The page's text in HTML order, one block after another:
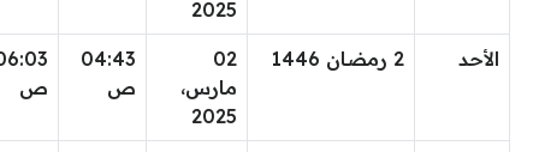
2025
الأحد 2 رمضان 1446
02
مارس،
2025
04:43
ص
ص